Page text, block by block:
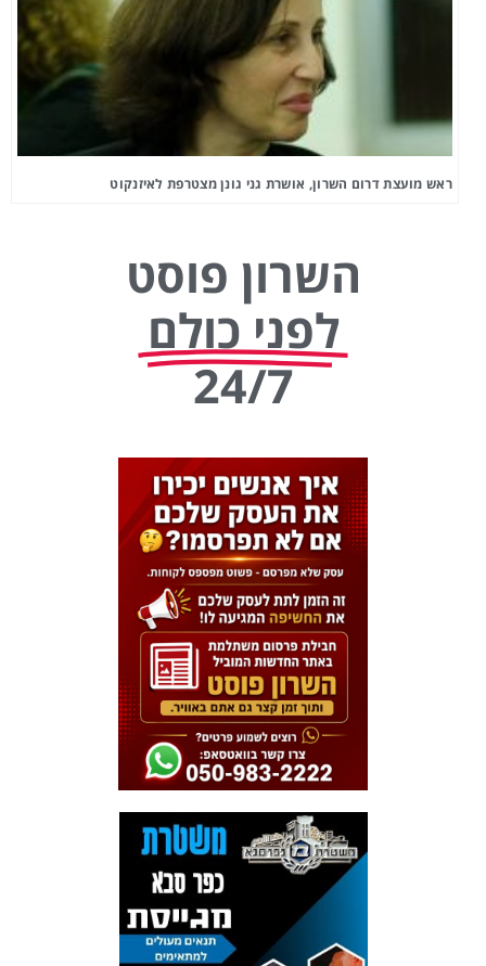
ראש מועצת דרום השרון, אושרת גני גונן מצטרפת לאיזנקוט
השרון פוסט
לפני כולם
24/7